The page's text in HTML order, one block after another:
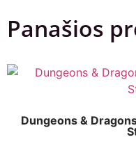
Panašios
Dungeons &